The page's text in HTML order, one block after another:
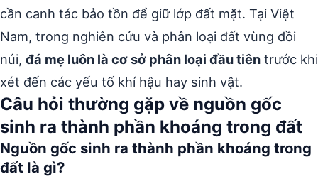
cần canh tác bảo tồn để giữ lớp đất mặt. Tại Việt
Nam, trong nghiên cứu và phân loại đất vùng đồi
núi, đá mẹ luôn là cơ sở phân loại đầu tiên trước khi
xét đến các yếu tố khí hậu hay sinh vật.
Câu hỏi thường gặp về nguồn gốc
sinh ra thành phần khoáng trong đất
Nguồn gốc sinh ra thành phần khoáng trong
đất là gì?